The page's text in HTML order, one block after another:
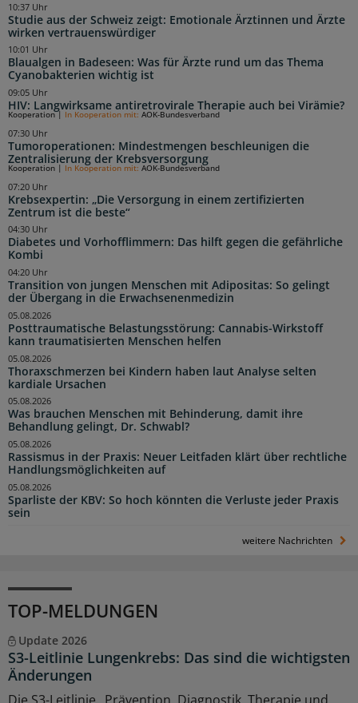
Studie aus der Schweiz zeigt: Emotionale Ärztinnen und Ärzte
wirken vertrauenswürdiger
10:37 Uhr
Blaualgen in Badeseen: Was für Ärzte rund um das Thema
Cyanobakterien wichtig ist
10:01 Uhr
HIV: Langwirksame antiretrovirale Therapie auch bei Virämie?
09:05 Uhr
Tumoroperationen: Mindestmengen beschleunigen die
Zentralisierung der Krebsversorgung
Kooperation| In Kooperation mit: AOK-Bundesverband
07:30 Uhr
Krebsexpertin: „Die Versorgung in einem zertifizierten
Zentrum ist die beste“
Kooperation | In Kooperation mit: AOK-Bundesverband
07:20 Uhr
Diabetes und Vorhofflimmern: Das hilft gegen die gefährliche
Kombi
04:30 Uhr
Transition von jungen Menschen mit Adipositas: So gelingt
der Übergang in die Erwachsenenmedizin
04:20 Uhr
Posttraumatische Belastungsstörung: Cannabis-Wirkstoff
kann traumatisierten Menschen helfen
05.08.2026
Thoraxschmerzen bei Kindern haben laut Analyse selten
kardiale Ursachen
05.08.2026
Was brauchen Menschen mit Behinderung, damit ihre
Behandlung gelingt, Dr. Schwabl?
05.08.2026
Rassismus in der Praxis: Neuer Leitfaden klärt über rechtliche
Handlungsmöglichkeiten auf
05.08.2026
Sparliste der KBV: So hoch könnten die Verluste jeder Praxis
sein
05.08.2026
weitere Nachrichten
TOP-MELDUNGEN
Update 2026
S3-Leitlinie Lungenkrebs: Das sind die wichtigsten
Änderungen